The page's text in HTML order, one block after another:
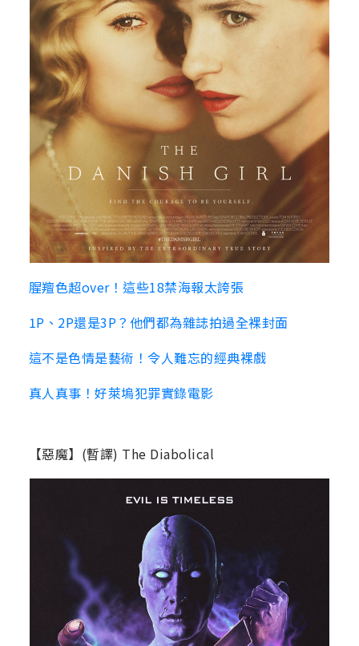
腥羶色超over！這些18禁海報太誇張
1P、2P還是3P？他們都為雜誌拍過全裸封面
這不是色情是藝術！令人難忘的經典裸戲
真人真事！好萊塢犯罪實錄電影
【惡魔】(暫譯) The Diabolical